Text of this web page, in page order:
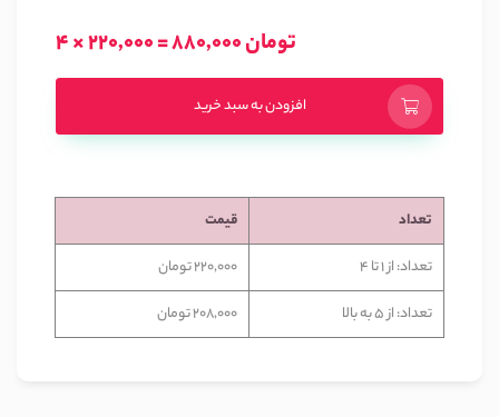
4 × 220,000 = 880,000 تومان
افزودن به سبد خرید
تعداد
قیمت
تعداد: از 1 تا 4
220,000 تومان
تعداد: از 5 به بالا
208,000 تومان